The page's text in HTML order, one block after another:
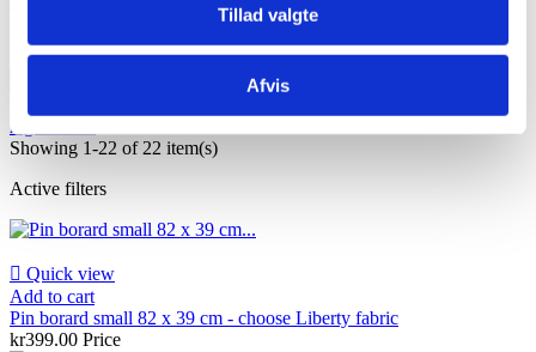
Tillad valgte
Afvis
Sort by:
high to low
Showing 1-22 of 22 item(s)
Active filters
 Quick view
Add to cart
Pin borard small 82 x 39 cm - choose Liberty fabric
kr399.00 Price